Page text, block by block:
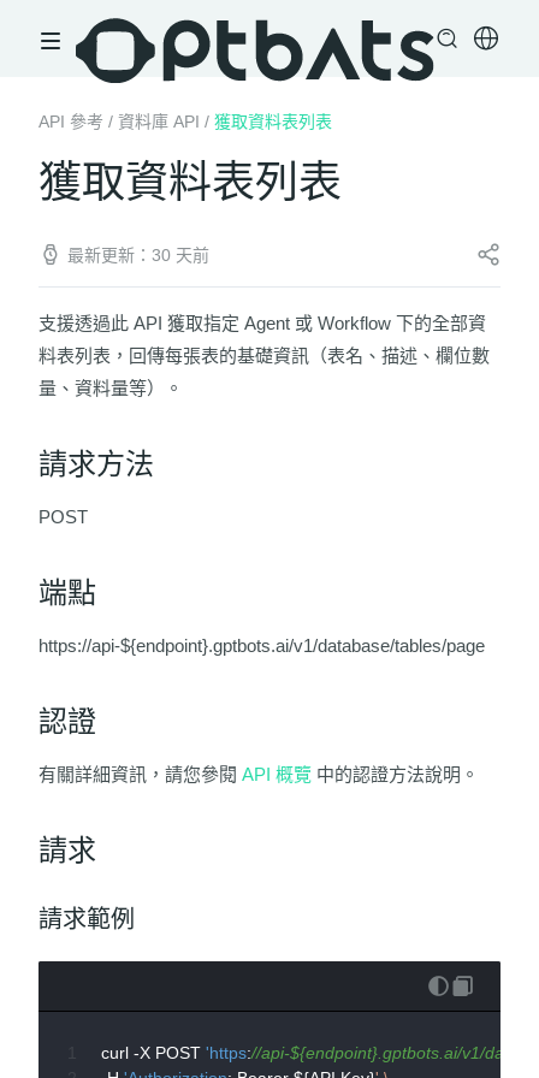
API 參考 / 資料庫 API / 獲取資料表列表
獲取資料表列表
最新更新：30 天前
支援透過此 API 獲取指定 Agent 或 Workflow 下的全部資
料表列表，回傳每張表的基礎資訊（表名、描述、欄位數
量、資料量等）。
請求方法
POST
端點
https://api-${endpoint}.gptbots.ai/v1/database/tables/page
認證
有關詳細資訊，請您參閱 API 概覽 中的認證方法說明。
請求
請求範例
curl -X POST 'https://api-${endpoint}.gptbots.ai/v1/